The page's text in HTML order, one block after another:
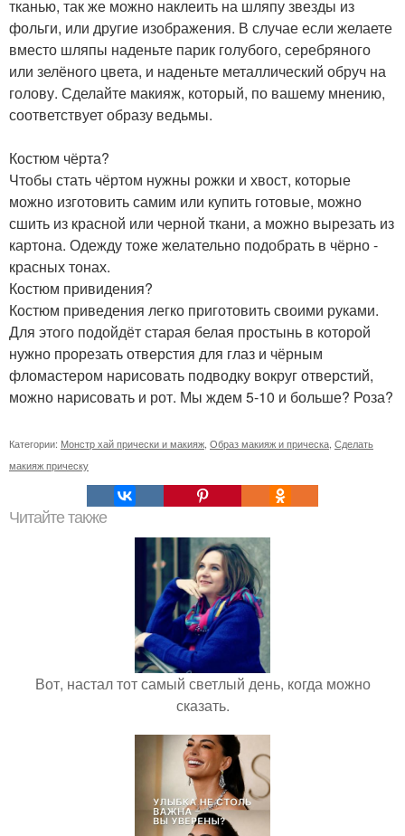
тканью, так же можно наклеить на шляпу звезды из
фольги, или другие изображения. В случае если желаете
вместо шляпы наденьте парик голубого, серебряного
или зелёного цвета, и наденьте металлический обруч на
голову. Сделайте макияж, который, по вашему мнению,
соответствует образу ведьмы.
Костюм чёрта?
Чтобы стать чёртом нужны рожки и хвост, которые
можно изготовить самим или купить готовые, можно
сшить из красной или черной ткани, а можно вырезать из
картона. Одежду тоже желательно подобрать в чёрно -
красных тонах.
Костюм привидения?
Костюм приведения легко приготовить своими руками.
Для этого подойдёт старая белая простынь в которой
нужно прорезать отверстия для глаз и чёрным
фломастером нарисовать подводку вокруг отверстий,
можно нарисовать и рот. Мы ждем 5-10 и больше? Роза?
Категории: Монстр хай прически и макияж Образ макияж и прическа Сделать
макияж прическу
Читайте также
Вот, настал тот самый светлый день, когда можно
сказать.